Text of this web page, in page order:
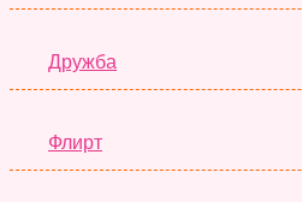
Дружба
Флирт